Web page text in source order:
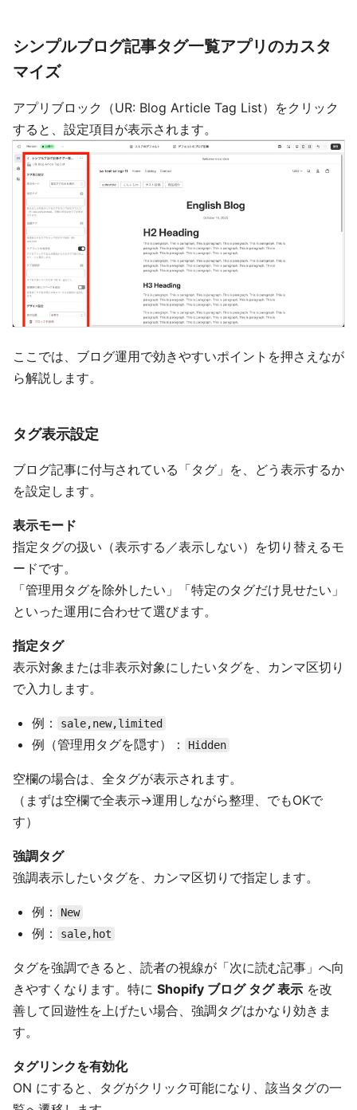
シンプルブログ記事タグ一覧アプリのカスタ
マイズ
アプリブロック（UR: Blog Article Tag List）をクリック
すると、設定項目が表示されます。
ここでは、ブログ運用で効きやすいポイントを押さえなが
ら解説します。
タグ表示設定
ブログ記事に付与されている「タグ」を、どう表示するか
を設定します。
表示モード
指定タグの扱い（表示する／表示しない）を切り替えるモ
ードです。
「管理用タグを除外したい」「特定のタグだけ見せたい」
といった運用に合わせて選びます。
指定タグ
表示対象または非表示対象にしたいタグを、カンマ区切り
で入力します。
例： sale,new,limited
例（管理用タグを隠す）： Hidden
空欄の場合は、全タグが表示されます。
（まずは空欄で全表示→運用しながら整理、でもOKで
す）
強調タグ
強調表示したいタグを、カンマ区切りで指定します。
例： New
例： sale,hot
タグを強調できると、読者の視線が「次に読む記事」へ向
きやすくなります。特に Shopify ブログ タグ 表示 を改
善して回遊性を上げたい場合、強調タグはかなり効きま
す。
タグリンクを有効化
ON にすると、タグがクリック可能になり、該当タグの一